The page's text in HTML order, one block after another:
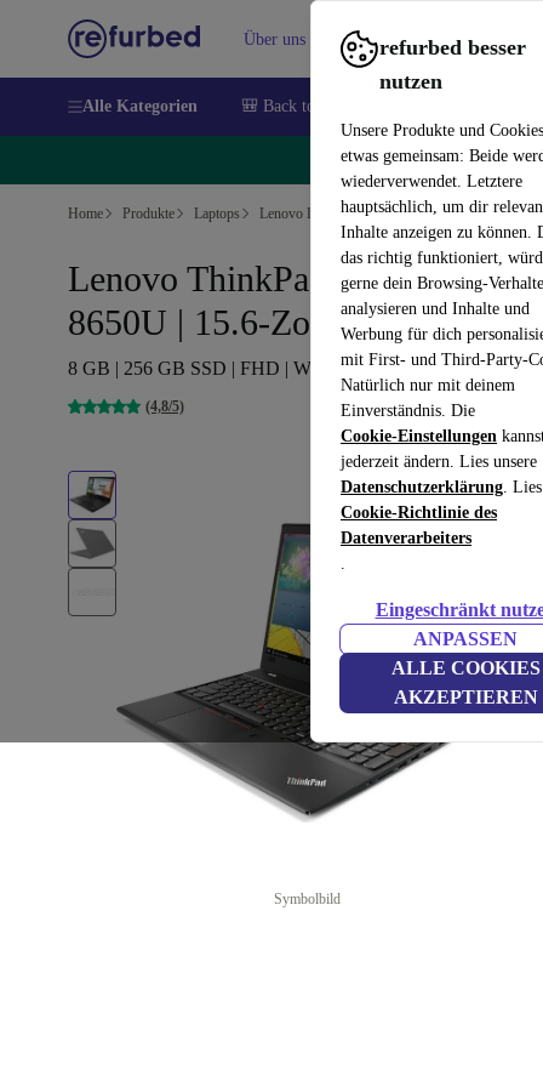
refurbed besser
nutzen
Unsere Produkte und
etwas gemeinsam: Beide
wiederverwendet. Letztere
hauptsächlich, um dir
Inhalte anzeigen zu können.
das richtig funktioniert,
gerne dein Browsing-
analysieren und Inhalte und
Werbung für dich
mit First- und Third-Party-
Natürlich nur mit deinem
Einverständnis. Die
Cookie-Einstellungen
jederzeit ändern. Lies unsere
Datenschutzerklärung.
Cookie-Richtlinie des
Datenverarbeiters
.
Eingeschränkt
ANPASSEN
ALLE COOKIES
AKZEPTIEREN
Über uns Verkaufen Hilfe
Alle Kategorien 🎒 Back to school
Home Produkte Laptops Lenovo Laptops
Lenovo ThinkPad T580 | i7-
8650U | 15.6-Zoll
8 GB | 256 GB SSD | FHD | Webcam | Win 11 Home | UK
(4,8/5)
Symbolbild